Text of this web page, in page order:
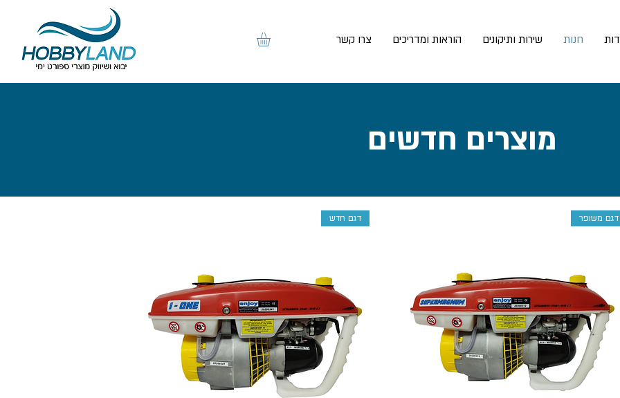
חנות שירות ותיקונים הוראות ומדריכים צרו קשר
מוצרים חדשים
דגם משופר דגם חדש